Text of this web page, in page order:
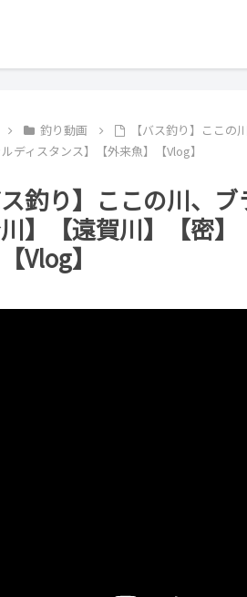
釣り動画
【バス釣り】ここの
ルディスタンス】【外来魚】【Vlog】
ス釣り】ここの川、
川】【遠賀川】【密
Vlog】